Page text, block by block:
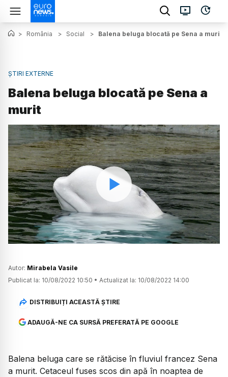
> România > Social > Balena beluga blocată pe Sena a murit
ȘTIRI EXTERNE
Balena beluga blocată pe Sena a
murit
Watch
Autor: Mirabela Vasile
Publicat la: 10/08/2022 10:50 • Actualizat la: 10/08/2022 14:00
DISTRIBUIȚI ACEASTĂ ȘTIRE
ADAUGĂ-NE CA SURSĂ PREFERATĂ PE GOOGLE
Balena beluga care se rătăcise în fluviul francez Sena
a murit. Cetaceul fuses scos din apă în noaptea de